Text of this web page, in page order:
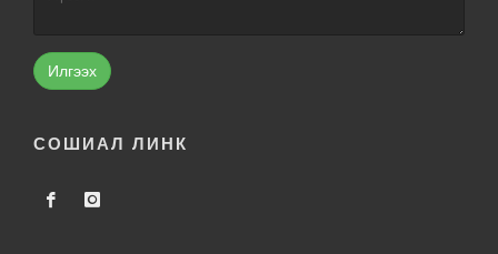
Илгээх
СОШИАЛ ЛИНК